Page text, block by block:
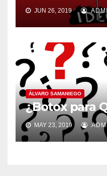
JUN 26, 2019
ÁLVARO SAMANIEGO
¿Botox para
MAY 23, 2019